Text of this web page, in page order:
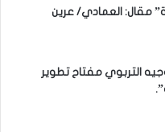
مقال: العمادي/ عرين
التربوي مفتاح تطوير